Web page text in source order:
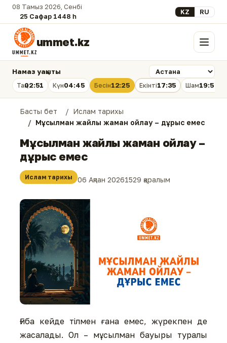
08 Тамыз 2026, Сенбі
25 Сафар 1448 һ.
Select your
KZ RU
ummet.kz Мәзір
Намаз уақыты
Таң02:51 Күн04:45 Бесін12:25 Екінті17:35 Шам19:54
Басты бет
Ислам тарихы
Мұсылман жайлы жаман ойлау – дұрыс емес
Мұсылман жайлы жаман ойлау –
дұрыс емес
Ислам тарихы 06 Ақпан 20261529 қаралым
Ғиба кейде тілмен ғана емес, жүрекпен де
жасалады. Ол – мұсылман бауыры туралы